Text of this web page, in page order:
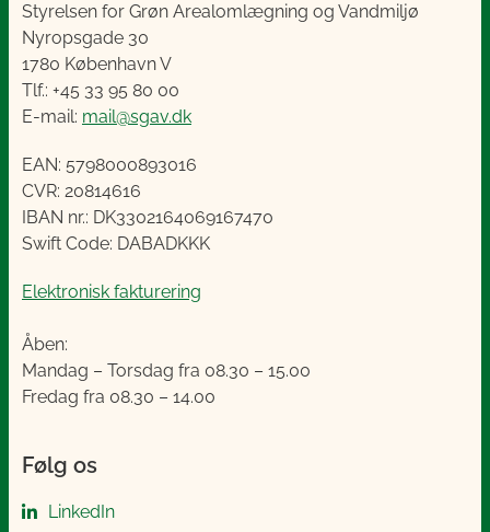
Styrelsen for Grøn Arealomlægning og Vandmiljø
Nyropsgade 30
1780 København V
Tlf.: +45 33 95 80 00
E-mail: mail@sgav.dk
EAN: 5798000893016
CVR: 20814616
IBAN nr.: DK3302164069167470
Swift Code: DABADKKK
Elektronisk fakturering
Åben:
Mandag – Torsdag fra 08.30 – 15.00
Fredag fra 08.30 – 14.00
Følg os
LinkedIn